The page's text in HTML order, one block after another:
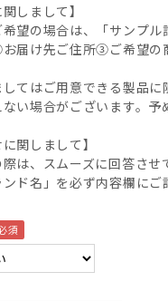
しまして】
望の場合は、「サンプル
届け先ご住所③ご希望の
てはご用意できる製品に
い場合がございます。予
関しまして】
は、スムーズに回答させ
ド名」を必ず内容欄にご